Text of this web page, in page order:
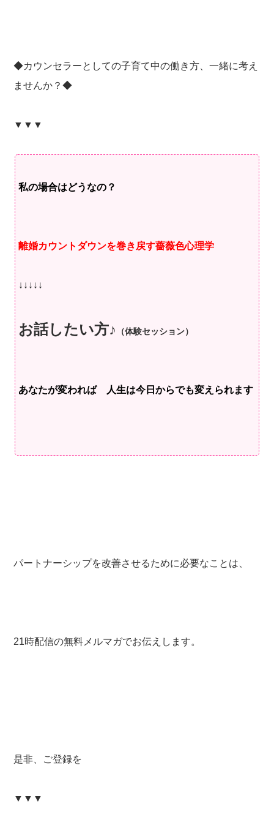
◆カウンセラーとしての子育て中の働き方、一緒に考え
ませんか？◆
▼▼▼
私の場合はどうなの？
離婚カウントダウンを巻き戻す薔薇色心理学
↓↓↓↓↓
お話したい方♪ （体験セッション）
あなたが変われば 人生は今日からでも変えられます
パートナーシップを改善させるために必要なことは、
21時配信の無料メルマガでお伝えします。
是非、ご登録を
▼▼▼